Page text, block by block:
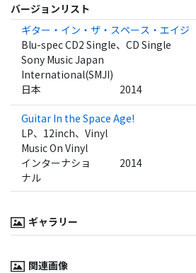
バージョンリスト
ギター・イン・ザ・スペース・エイジ
Blu-spec CD2 Single、CD Single
Sony Music Japan
International(SMJI)
日本 2014
Guitar In the Space Age!
LP、12inch、Vinyl
Music On Vinyl
インターナショ
ナル
2014
ギャラリー
関連画像